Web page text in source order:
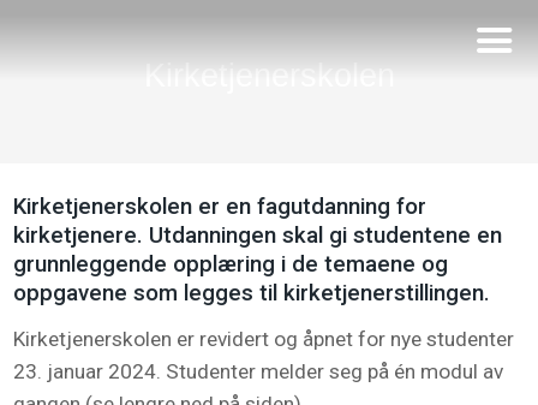
Kirketjenerskolen
Kirketjenerskolen er en fagutdanning for
kirketjenere. Utdanningen skal gi studentene en
grunnleggende opplæring i de temaene og
oppgavene som legges til kirketjenerstillingen.
Kirketjenerskolen er revidert og åpnet for nye studenter
23. januar 2024. Studenter melder seg på én modul av